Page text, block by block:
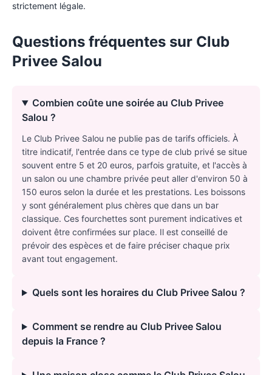
strictement légale.
Questions fréquentes sur Club
Privee Salou
Combien coûte une soirée au Club Privee
Salou ?
Le Club Privee Salou ne publie pas de tarifs officiels. À
titre indicatif, l'entrée dans ce type de club privé se situe
souvent entre 5 et 20 euros, parfois gratuite, et l'accès à
un salon ou une chambre privée peut aller d'environ 50 à
150 euros selon la durée et les prestations. Les boissons
y sont généralement plus chères que dans un bar
classique. Ces fourchettes sont purement indicatives et
doivent être confirmées sur place. Il est conseillé de
prévoir des espèces et de faire préciser chaque prix
avant tout engagement.
Quels sont les horaires du Club Privee Salou ?
Comment se rendre au Club Privee Salou
depuis la France ?